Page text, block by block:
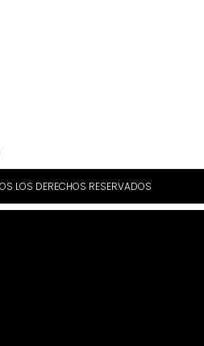
LOS DERECHOS RESERVADOS